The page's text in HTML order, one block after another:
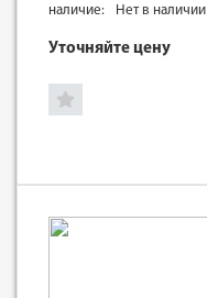
наличие:
Нет в наличии
Уточняйте цену